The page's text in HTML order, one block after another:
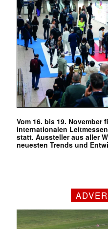
Vom 16. bis 19.
internationalen Leitmessen
statt. Aussteller aus aller
neuesten Trends und